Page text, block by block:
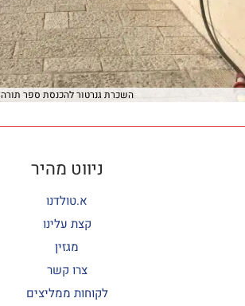
השכרת גנרטור להכנסת ספר תורה
ניווט מהיר
א.טולדנו
קצת עלינו
מגזין
צרו קשר
לקוחות ממליצים